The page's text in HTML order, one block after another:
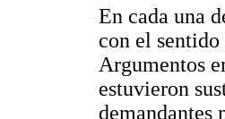
En cada una
con el
Argumentos
estuvieron
demandantes